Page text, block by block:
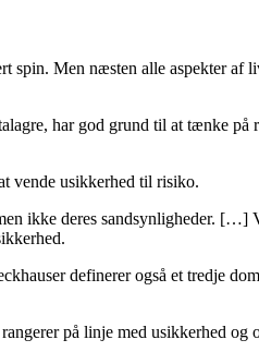
spin. Men næsten alle aspekter af
har god grund til at tænke
vende usikkerhed til risiko.
ikke deres sandsynligheder. […]
definerer også et tredje
på linje med usikkerhed og